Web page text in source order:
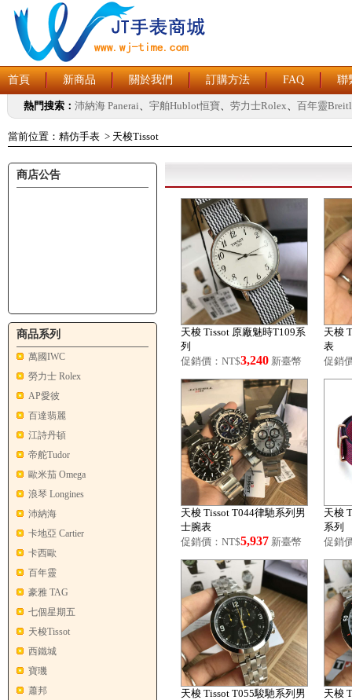
首頁 新商品 關於我們 訂購方法 FAQ 聯
熱門搜索： 沛納海 Panerai、 宇舶Hublot恒寶、 劳力士Rolex、 百年靈
當前位置： 精仿手表 > 天梭Tissot
商店公告
商品系列
萬國IWC
勞力士 Rolex
AP愛彼
百達翡麗
江詩丹頓
帝舵Tudor
歐米茄 Omega
浪琴 Longines
沛納海
卡地亞 Cartier
卡西歐
百年靈
豪雅 TAG
七個星期五
天梭Tissot
西鐵城
寶璣
蕭邦
天梭 Tissot 原廠魅時T109系
列
促銷價：NT$3,240 新臺幣
天梭
表
促銷
天梭 Tissot T044律馳系列男
士腕表
促銷價：NT$5,937 新臺幣
天梭
系列
促銷
天梭 Tissot T055駿馳系列男
天梭